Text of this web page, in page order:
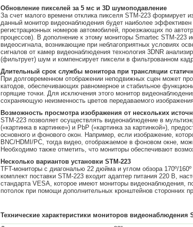
Обновление пикселей за 5 мс и 3D шумоподавление
За счет малого времени отклика пикселя STM-223 формирует
данный монитор видеонаблюдения будет наиболее
регистрационных номеров автомобилей, проезжающих по
процессов). В дополнение к этому мониторы Smartec STM-223
видеосигнала, возникающие при неблагоприятных условиях
сигналов от камер видеонаблюдения технология 3DNR
(фильтрует) шум и компенсирует пиксели в фильтрованном
Длительный срок службы монитора при трансляции
При долговременном отображении неподвижных сцен может
катодов, обеспечивающих равномерное и стабильное
горящие точки. Для исключения этого монитор
сохраняющую неизменность цветов передаваемого
Возможность просмотра изображения от нескольких
STM-223 позволяет осуществлять видеонаблюдение в
(«картинка в картинке») и PbP («картинка за картинкой»),
основного и фонового окон. Например, если изображение,
BNC/HDMI/PC, тогда видео, отображаемое в фоновом окне,
Необходимо также отметить, что мониторы обеспечивают
Несколько вариантов установки STM-223
TFT-мониторы с диагональю 22 дюйма и углом обзора 170º/
комплект поставки STM-223 входит адаптер питания 220 В,
стандарта VESA, которое имеют мониторы видеонаблюдения,
потолок при помощи дополнительных кронштейнов сторонних
Технические характеристики мониторов видеонаблюдения